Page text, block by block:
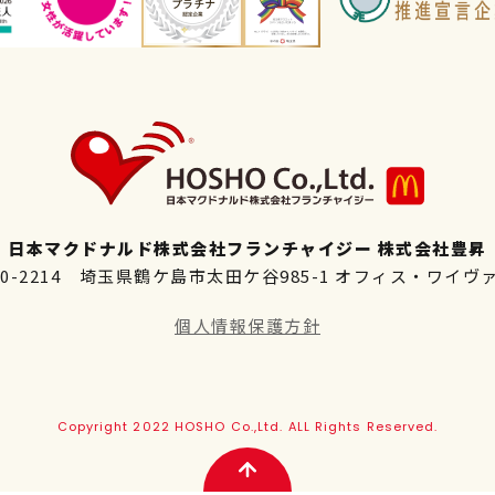
日本マクドナルド株式会社フランチャイジー 株式会社豊昇
2214 埼玉県鶴ケ島市太田ケ谷985-1 オフィス・ワイヴ
個人情報保護方針
Copyright 2022 HOSHO Co.,Ltd. ALL Rights Reserved.